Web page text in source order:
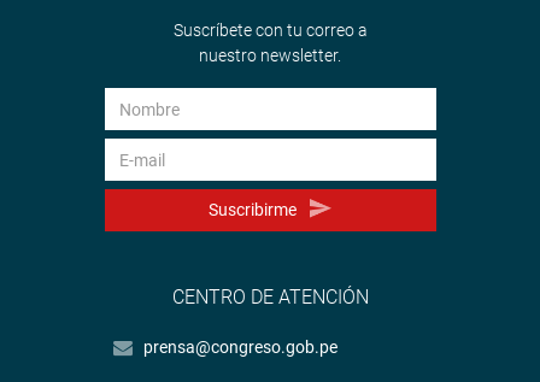
Suscríbete con tu correo a
nuestro newsletter.
Suscribirme
CENTRO DE ATENCIÓN
prensa@congreso.gob.pe